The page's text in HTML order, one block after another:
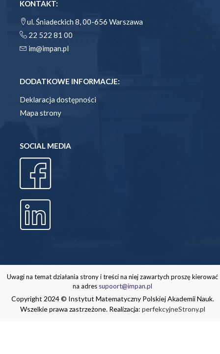
KONTAKT:
ul. Śniadeckich 8, 00-656 Warszawa
22 522 81 00
im@impan.pl
DODATKOWE INFORMACJE:
Deklaracja dostępności
Mapa strony
SOCIAL MEDIA
Uwagi na temat działania strony i treści na niej zawartych proszę kierować
na adres supoort@impan.pl
Copyright 2024 © Instytut Matematyczny Polskiej Akademii Nauk.
Wszelkie prawa zastrzeżone. Realizacja: perfekcyjneStrony.pl